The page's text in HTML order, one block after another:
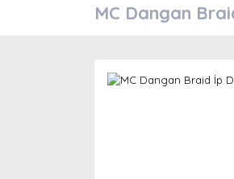
MC Dangan